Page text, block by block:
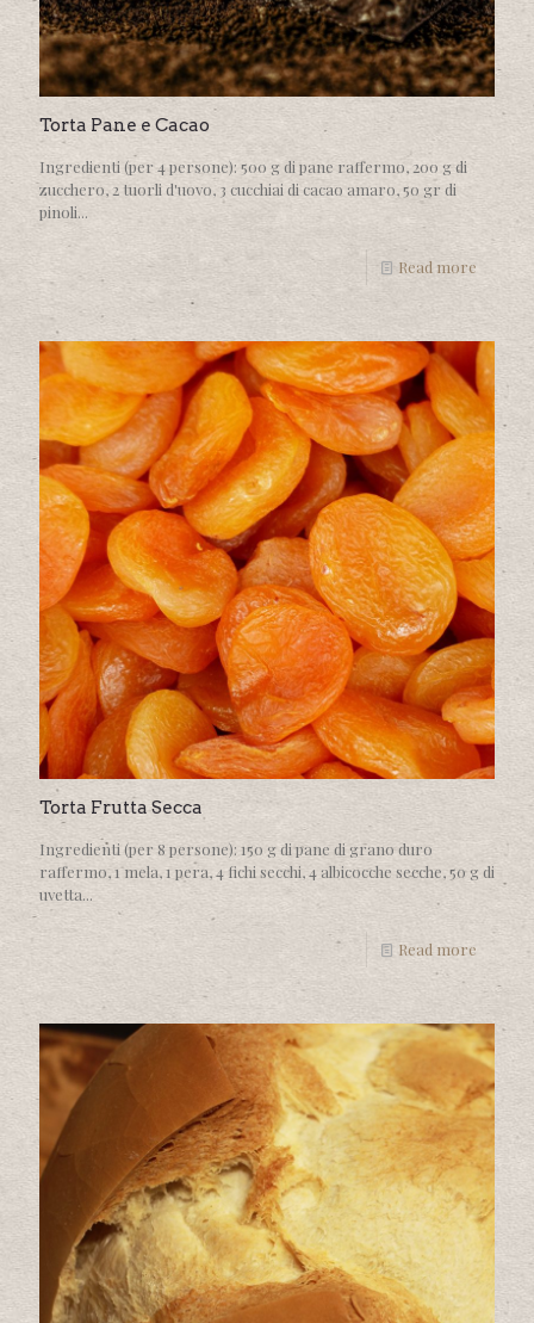
Torta Pane e Cacao
Ingredienti (per 4 persone): 500 g di pane raffermo, 200 g di
zucchero, 2 tuorli d'uovo, 3 cucchiai di cacao amaro, 50 gr di
pinoli...
Read more
Torta Frutta Secca
Ingredienti (per 8 persone): 150 g di pane di grano duro
raffermo, 1 mela, 1 pera, 4 fichi secchi, 4 albicocche secche, 50 g di
uvetta...
Read more